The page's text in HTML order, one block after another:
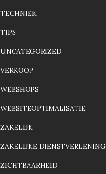
TECHNIEK
TIPS
UNCATEGORIZED
VERKOOP
WEBSHOPS
WEBSITEOPTIMALISATIE
ZAKELIJK
ZAKELIJKE DIENSTVERLENING
ZICHTBAARHEID